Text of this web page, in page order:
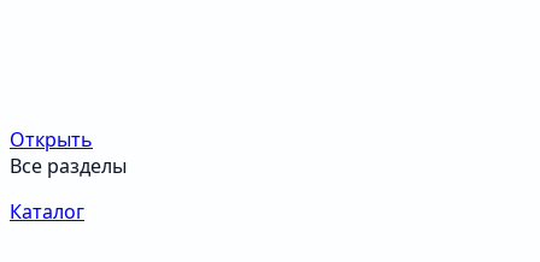
Открыть
Все разделы
Каталог